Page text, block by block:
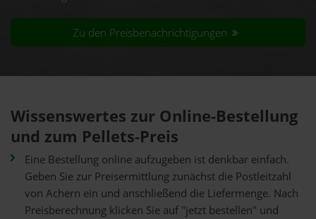
Zu den Preisbenachrichtigungen
Wissenswertes zur Online-Bestellung
und zum Pellets-Preis
Eine Bestellung online aufzugeben ist denkbar einfach.
Geben Sie zur Preisermittlung zunächst die Postleitzahl
von Achern ein und anschließend die Liefermenge. Nach
Preisberechnung klicken Sie auf "jetzt bestellen" und